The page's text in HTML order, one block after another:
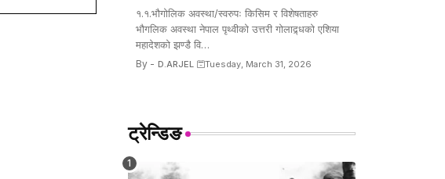
१.१.भौगोलिक अवस्था/स्वरुपः किसिम र विशेषताहरु
भौगलिक अवस्था नेपाल पृथ्वीको उत्तरी गोलाद्र्धको एशिया
महादेशको झण्डै वि…
By - D.ARJEL Tuesday, March 31, 2026
ट्रेन्डिङ